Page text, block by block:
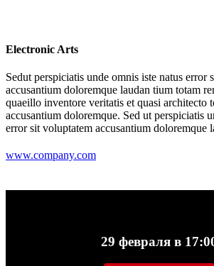
Electronic Arts
Sedut perspiciatis unde omnis iste natus error
accusantium doloremque laudan tium totam
quaeillo inventore veritatis et quasi architecto
accusantium doloremque. Sed ut perspiciatis
error sit voluptatem accusantium doloremque
www.company.com
29 февраля в